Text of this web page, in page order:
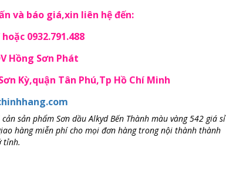
và báo giá,xin liên hệ đến:
0932.791.488
Hồng Sơn Phát
Kỳ,quận Tân Phú,Tp Hồ Chí Minh
sản phẩm Sơn dầu Alkyd Bến Thành màu vàng 542 giá sỉ
hàng miễn phí cho mọi đơn hàng trong nội thành thành
tỉnh.